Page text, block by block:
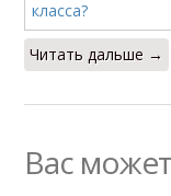
Читать дальше →
Вас